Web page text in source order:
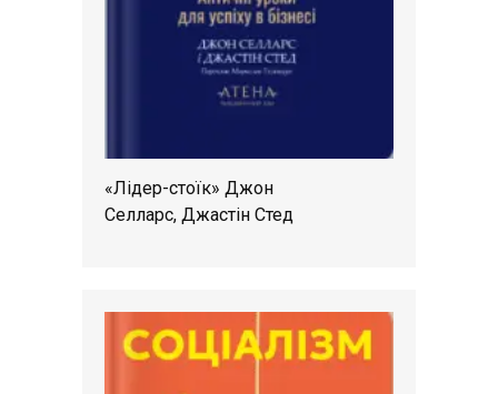
«Лідер-стоїк» Джон
Селларс, Джастін Стед